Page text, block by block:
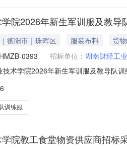
院2026年新生军训服及教
衡阳市｜珠晖区 服装布料
货物
0393 招标单位： 湖南财经工
技术学院2026年新生军训服及教导队
训练服
院教工食堂物资供应商招标